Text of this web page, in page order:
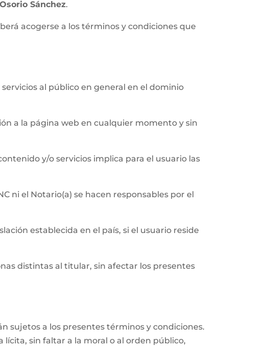
Sánchez.
acogerse a los términos y condiciones que
al público en general en el dominio
a la página web en cualquier momento y sin
y/o servicios implica para el usuario las
ni el Notario(a) se hacen responsables por el
establecida en el país, si el usuario reside
distintas al titular, sin afectar los presentes
sujetos a los presentes términos y condiciones.
sin faltar a la moral o al orden público,